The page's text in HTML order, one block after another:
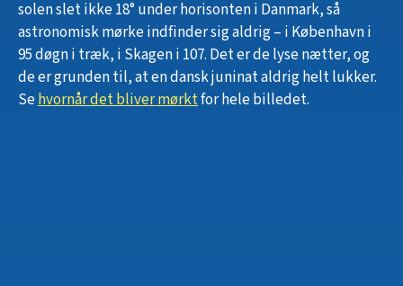
solen slet ikke 18° under horisonten i Danmark, så
astronomisk mørke indfinder sig aldrig – i København i
95 døgn i træk, i Skagen i 107. Det er de lyse nætter, og
de er grunden til, at en dansk juninat aldrig helt lukker.
Sehvornår det bliver mørktfor hele billedet.